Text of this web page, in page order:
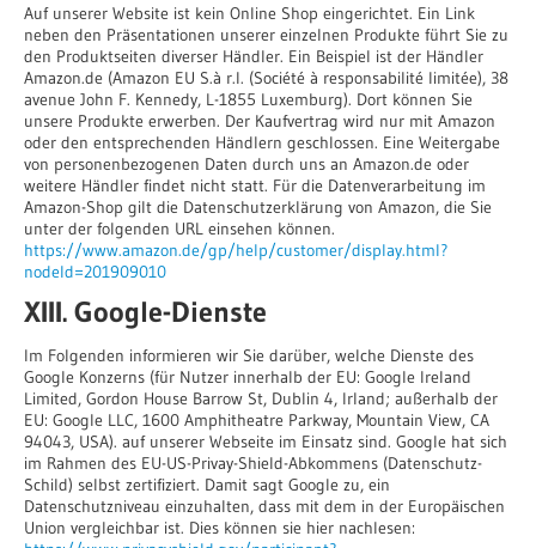
Auf unserer Website ist kein Online Shop eingerichtet. Ein Link
neben den Präsentationen unserer einzelnen Produkte führt Sie zu
den Produktseiten diverser Händler. Ein Beispiel ist der Händler
Amazon.de (Amazon EU S.à r.l. (Société à responsabilité limitée), 38
avenue John F. Kennedy, L-1855 Luxemburg). Dort können Sie
unsere Produkte erwerben. Der Kaufvertrag wird nur mit Amazon
oder den entsprechenden Händlern geschlossen. Eine Weitergabe
von personenbezogenen Daten durch uns an Amazon.de oder
weitere Händler findet nicht statt. Für die Datenverarbeitung im
Amazon-Shop gilt die Datenschutzerklärung von Amazon, die Sie
unter der folgenden URL einsehen können.
https://www.amazon.de/gp/help/customer/display.html?
nodeId=201909010
XIII. Google-Dienste
Im Folgenden informieren wir Sie darüber, welche Dienste des
Google Konzerns (für Nutzer innerhalb der EU: Google Ireland
Limited, Gordon House Barrow St, Dublin 4, Irland; außerhalb der
EU: Google LLC, 1600 Amphitheatre Parkway, Mountain View, CA
94043, USA). auf unserer Webseite im Einsatz sind. Google hat sich
im Rahmen des EU-US-Privay-Shield-Abkommens (Datenschutz-
Schild) selbst zertifiziert. Damit sagt Google zu, ein
Datenschutzniveau einzuhalten, dass mit dem in der Europäischen
Union vergleichbar ist. Dies können sie hier nachlesen: